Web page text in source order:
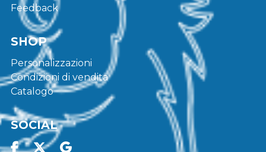
Feedback
SHOP
Personalizzazioni
Condizioni di vendita
Catalogo
SOCIAL